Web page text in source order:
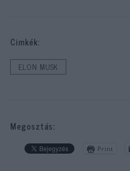
Cimkék:
ELON MUSK
Megosztás:
Print